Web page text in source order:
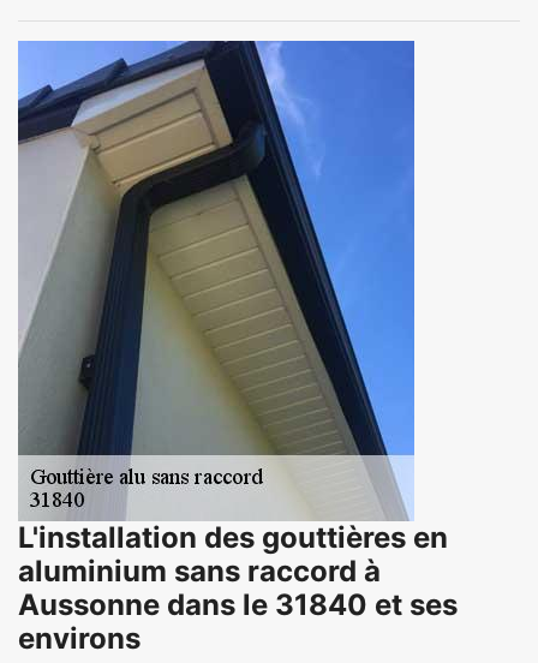
L'installation des gouttières en
aluminium sans raccord à
Aussonne dans le 31840 et ses
environs